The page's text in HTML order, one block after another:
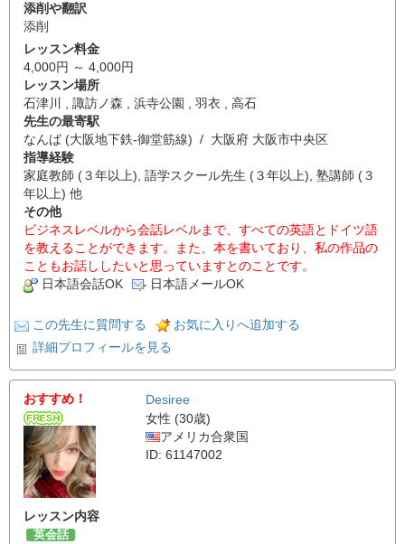
添削や翻訳
添削
レッスン料金
4,000円 ～ 4,000円
レッスン場所
石津川 , 諏訪ノ森 , 浜寺公園 , 羽衣 , 高石
先生の最寄駅
なんば (大阪地下鉄-御堂筋線) / 大阪府 大阪市中央区
指導経験
家庭教師 (３年以上), 語学スクール先生 (３年以上), 塾講師 (３
年以上) 他
その他
ビジネスレベルから会話レベルまで、すべての英語とドイツ語
を教えることができます。また、本を書いており、私の作品の
こともお話ししたいと思っていますとのことです。
日本語会話OK
日本語メールOK
この先生に質問する
お気に入りへ追加する
詳細プロフィールを見る
おすすめ！
Desiree
女性 (30歳)
アメリカ合衆国
ID: 61147002
レッスン内容
英会話